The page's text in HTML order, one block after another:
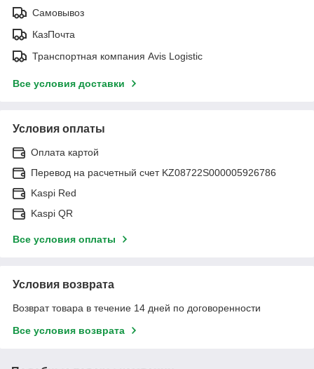
Самовывоз
КазПочта
Транспортная компания Avis Logistic
Все условия доставки
Условия оплаты
Оплата картой
Перевод на расчетный счет KZ08722S000005926786
Kaspi Red
Kaspi QR
Все условия оплаты
Условия возврата
Возврат товара в течение 14 дней по договоренности
Все условия возврата